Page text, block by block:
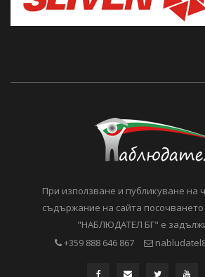
При използване и публикуване на
съдържание на сайта
"НАБЛЮДАТЕЛ БГ" е
+359 888 646 867